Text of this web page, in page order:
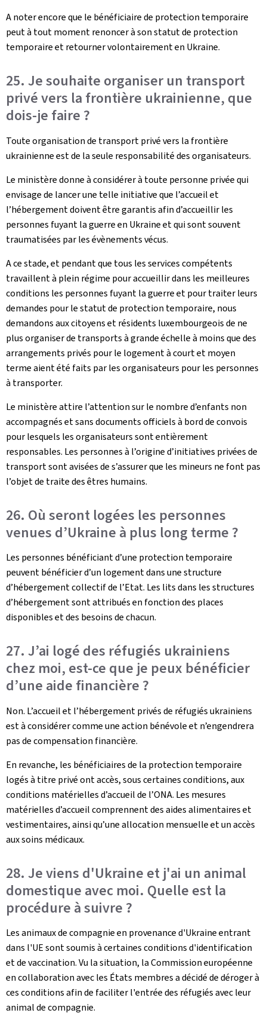
A noter encore que le bénéficiaire de protection temporaire
peut à tout moment renoncer à son statut de protection
temporaire et retourner volontairement en Ukraine.
25. Je souhaite organiser un transport
privé vers la frontière ukrainienne, que
dois-je faire ?
Toute organisation de transport privé vers la frontière
ukrainienne est de la seule responsabilité des organisateurs.
Le ministère donne à considérer à toute personne privée qui
envisage de lancer une telle initiative que l’accueil et
l’hébergement doivent être garantis afin d’accueillir les
personnes fuyant la guerre en Ukraine et qui sont souvent
traumatisées par les évènements vécus.
A ce stade, et pendant que tous les services compétents
travaillent à plein régime pour accueillir dans les meilleures
conditions les personnes fuyant la guerre et pour traiter leurs
demandes pour le statut de protection temporaire, nous
demandons aux citoyens et résidents luxembourgeois de ne
plus organiser de transports à grande échelle à moins que des
arrangements privés pour le logement à court et moyen
terme aient été faits par les organisateurs pour les personnes
à transporter.
Le ministère attire l’attention sur le nombre d’enfants non
accompagnés et sans documents officiels à bord de convois
pour lesquels les organisateurs sont entièrement
responsables. Les personnes à l’origine d’initiatives privées de
transport sont avisées de s’assurer que les mineurs ne font pas
l’objet de traite des êtres humains.
26. Où seront logées les personnes
venues d’Ukraine à plus long terme ?
Les personnes bénéficiant d’une protection temporaire
peuvent bénéficier d’un logement dans une structure
d’hébergement collectif de l’Etat. Les lits dans les structures
d’hébergement sont attribués en fonction des places
disponibles et des besoins de chacun.
27. J’ai logé des réfugiés ukrainiens
chez moi, est-ce que je peux bénéficier
d’une aide financière ?
Non. L’accueil et l’hébergement privés de réfugiés ukrainiens
est à considérer comme une action bénévole et n’engendrera
pas de compensation financière.
En revanche, les bénéficiaires de la protection temporaire
logés à titre privé ont accès, sous certaines conditions, aux
conditions matérielles d’accueil de l’ONA. Les mesures
matérielles d’accueil comprennent des aides alimentaires et
vestimentaires, ainsi qu’une allocation mensuelle et un accès
aux soins médicaux.
28. Je viens d'Ukraine et j'ai un animal
domestique avec moi. Quelle est la
procédure à suivre ?
Les animaux de compagnie en provenance d'Ukraine entrant
dans l'UE sont soumis à certaines conditions d'identification
et de vaccination. Vu la situation, la Commission européenne
en collaboration avec les États membres a décidé de déroger à
ces conditions afin de faciliter l'entrée des réfugiés avec leur
animal de compagnie.